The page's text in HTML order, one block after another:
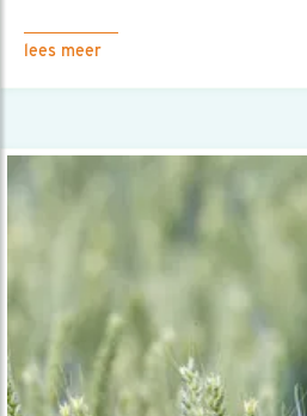
lees meer